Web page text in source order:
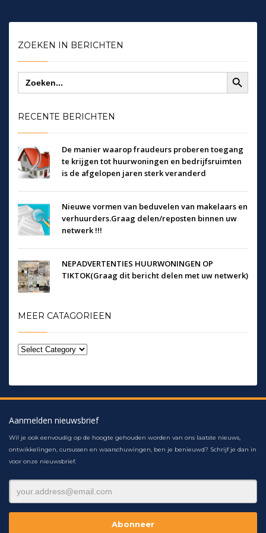
ZOEKEN IN BERICHTEN
Zoek
naar:
Zoekknop
RECENTE BERICHTEN
De manier waarop fraudeurs proberen toegang
te krijgen tot huurwoningen en bedrijfsruimten
is de afgelopen jaren sterk veranderd
Nieuwe vormen van beduvelen van makelaars en
verhuurders.Graag delen/reposten binnen uw
netwerk !!!
NEPADVERTENTIES HUURWONINGEN OP
TIKTOK(Graag dit bericht delen met uw netwerk)
MEER CATAGORIEEN
Aanmelden nieuwsbrief
Wil je ook eenvoudig op de hoogte gehouden worden van ons laatste nieuws,
ontwikkelingen, cursussen en waarschuwingen, ben je benieuwd? Schrijf je dan in
voor onze nieuwsbrief.